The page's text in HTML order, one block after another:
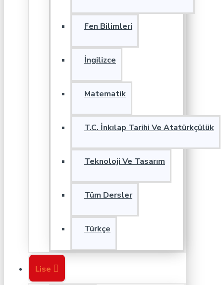
Fen Bilimleri
İngilizce
Matematik
T.C. İnkılap Tarihi Ve Atatürkçülük
Teknoloji Ve Tasarım
Tüm Dersler
Türkçe
Lise